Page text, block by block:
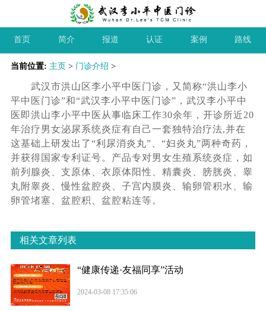
首页 简介 报道 认证 案例 路线
当前位置: 主页> 门诊介绍 >
武汉市洪山区李小平中医门诊，又简称“洪山李小
平中医门诊”和“武汉李小平中医门诊”，武汉李小平中
医即洪山李小平中医从事临床工作30余年，开诊所近20
年治疗男女泌尿系统炎症有自己一套独特治疗法,并在
这基础上研发出了“利尿消炎丸”、“妇炎丸”两种奇药，
并获得国家专利证号。产品专对男女生殖系统炎症，如
前列腺炎、支原体、衣原体阳性、精囊炎、膀胱炎、睾
丸附睾炎、慢性盆腔炎、子宫内膜炎、输卵管积水、输
卵管堵塞、盆腔积、盆腔粘连等。
相关文章列表
“健康传递·友福同享”活动
2024-03-08 17:35:06